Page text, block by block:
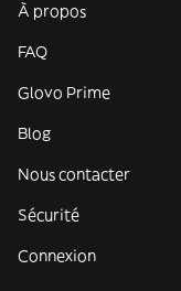
À propos
FAQ
Glovo Prime
Blog
Nous contacter
Sécurité
Connexion